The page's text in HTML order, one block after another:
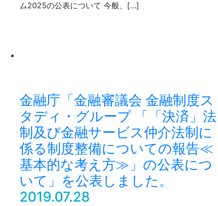
ム2025の公表について 今般、[…]
金融庁「金融審議会 金融制度ス
タディ・グループ 「「決済」法
制及び金融サービス仲介法制に
係る制度整備についての報告≪
基本的な考え方≫」の公表につ
いて」を公表しました。
2019.07.28